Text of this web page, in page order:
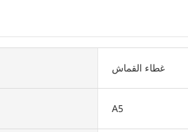
غطاء القماش
A5